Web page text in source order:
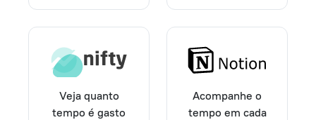
Veja quanto
tempo é gasto
Acompanhe o
tempo em cada